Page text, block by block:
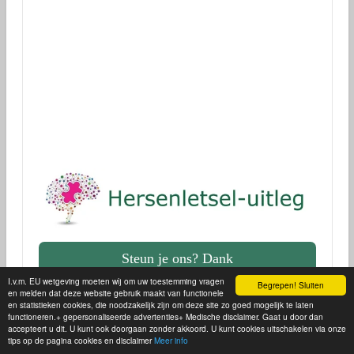
Begrepen! Sluiten
I.v.m. EU wetgeving moeten wij om uw toestemming vragen
en melden dat deze website gebruik maakt van functionele
en statistieken cookies, die noodzakelijk zijn om deze site zo goed mogelijk te laten
functioneren.+ gepersonaliseerde advertenties+ Medische disclaimer. Gaat u door dan
accepteert u dit. U kunt ook doorgaan zonder akkoord. U kunt cookies uitschakelen via onze
tips op de pagina cookies en disclaimerMeer info
Steun je ons? Dank